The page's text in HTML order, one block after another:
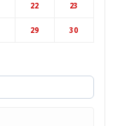
22 23
29 30